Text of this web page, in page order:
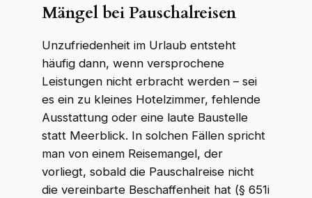
Mängel bei Pauschalreisen
Unzufriedenheit im Urlaub entsteht
häufig dann, wenn versprochene
Leistungen nicht erbracht werden – sei
es ein zu kleines Hotelzimmer, fehlende
Ausstattung oder eine laute Baustelle
statt Meerblick. In solchen Fällen spricht
man von einem Reisemangel, der
vorliegt, sobald die Pauschalreise nicht
die vereinbarte Beschaffenheit hat (§ 651i